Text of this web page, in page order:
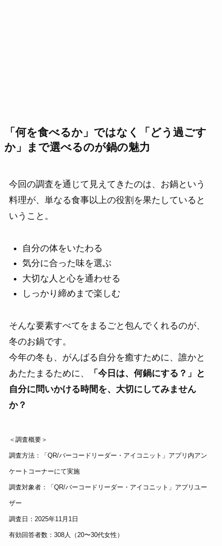
「何を食べるか」ではなく「どう過ごす
か」まで選べるのが鍋の魅力
今回の調査を通じて見えてきたのは、お鍋という
料理が、単なる食事以上の役割を果たしていると
いうこと。
自分の体をいたわる
気分に合った味を選ぶ
大切な人と心を通わせる
しっかり締めまで楽しむ
そんな要素すべてをまるごと包んでくれるのが、
冬のお鍋です。
今年の冬も、がんばる自分を癒すために、誰かと
あたたまるために、
「今日は、何鍋にする？」と
自分に問いかける時間を、大切にしてみません
か？
＜調査概要＞
調査方法：「QR/バーコードリーダー・アイコニット」アプリ内アン
ケートコーナーにて実施
調査対象者：「QR/バーコードリーダー・アイコニット」アプリユー
ザー
調査日：2025年11月1日
有効回答者数：308人（20〜30代女性）